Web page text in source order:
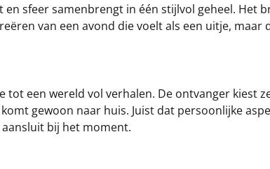
sfeer samenbrengt in één stijlvol geheel. Het
van een avond die voelt als een uitje, maar
tot een wereld vol verhalen. De ontvanger kiest
gewoon naar huis. Juist dat persoonlijke
bij het moment.